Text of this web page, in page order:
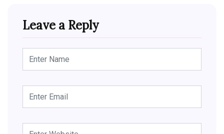
Leave a Reply